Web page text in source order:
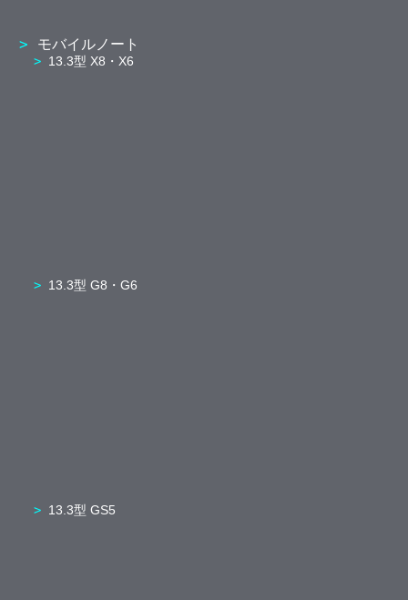
モバイルノート
13.3型 X8・X6
13.3型 G8・G6
13.3型 GS5